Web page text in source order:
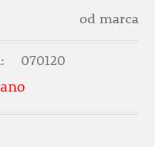
od marca
070120